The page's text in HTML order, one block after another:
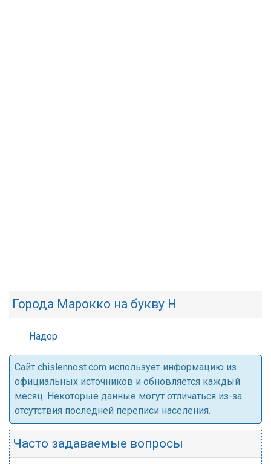
Города Марокко на букву Н
Надор
Cайт chislennost.com использует информацию из
официальных источников и обновляется каждый
месяц. Некоторые данные могут отличаться из-за
отсутствия последней переписи населения.
Часто задаваемые вопросы